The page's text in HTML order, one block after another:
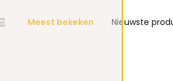
Meest bekeken Nieuwste